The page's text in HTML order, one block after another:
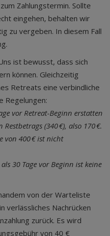
Zahlungstermin. Sollte
eingehen, behalten wir
zu vergeben. In diesem Fall
ist bewusst, dass sich
können. Gleichzeitig
Retreats eine verbindliche
Regelungen:
vor Retreat-Beginn erstatten
(340 €), also 170 €.
von 400 € ist nicht
30 Tage vor Beginn ist keine
von der Warteliste
verlässliches Nachrücken
zurück. Es wird
von 40 €